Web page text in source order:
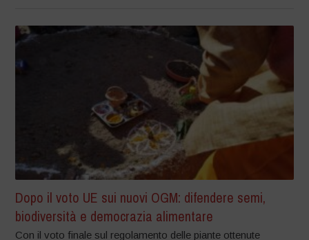
Dopo il voto UE sui nuovi OGM: difendere semi,
biodiversità e democrazia alimentare
Con il voto finale sul regolamento delle piante ottenute